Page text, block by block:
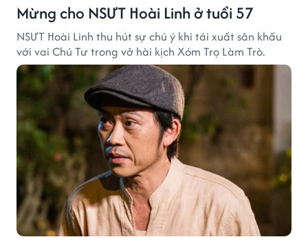
Mừng cho NSƯT Hoài Linh ở tuổi 57
NSƯT Hoài Linh thu hút sự chú ý khi tái xuất sân khấu
với vai Chú Tư trong vở hài kịch Xóm Trọ Làm Trò.